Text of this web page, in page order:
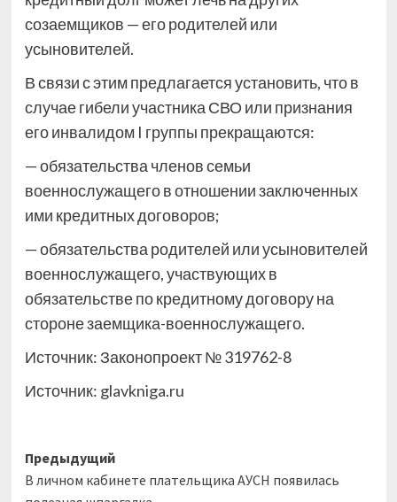
созаемщиков — его родителей или
усыновителей.
В связи с этим предлагается установить, что в
случае гибели участника СВО или признания
его инвалидом I группы прекращаются:
— обязательства членов семьи
военнослужащего в отношении заключенных
ими кредитных договоров;
— обязательства родителей или усыновителей
военнослужащего, участвующих в
обязательстве по кредитному договору на
стороне заемщика-военнослужащего.
Источник: Законопроект № 319762-8
Источник: glavkniga.ru
Навигация
записи
Предыдущий
В личном кабинете плательщика АУСН появилась